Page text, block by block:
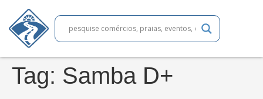
Tag: Samba D+